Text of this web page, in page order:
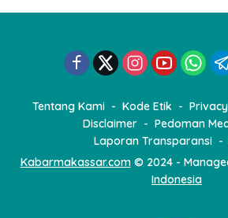
Tentang Kami Kode Etik
Disclaimer
Pedoman
Laporan Transparansi
Kabarmakassar.com© 2024 -
Indonesia